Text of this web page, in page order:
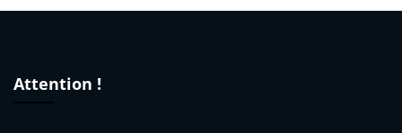
Attention !